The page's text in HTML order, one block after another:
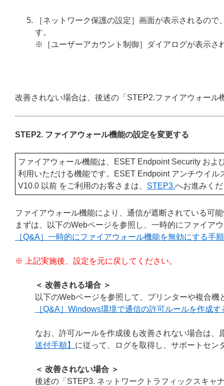
［ネットワーク保護の設定］画面が表示されるの
す。
※［ユーザーアカウント制御］ダイアログが表示さ
改善されない場合は、後述の「STEP2.ファイアウォー
STEP2. ファイアウォール機能の設定を変更する
ファイアウォール機能は、ESET Endpoint Security およ
利用いただける機能です。ESET Endpoint アンチウイ
V10.0 以前 をご利用のお客さまは、 STEP3.へお進みく
ファイアウォール機能により、通信が遮断されている可
まずは、以下のWebページを参照し、一時的にファイア
［Q&A］一時的にファイアウォール機能を無効にする手順
※ 上記実施後、設定を元に戻してください。
＜ 改善される場合 ＞
以下のWebページを参照して、プリンターや複合
［Q&A］Windows環境で通信の許可ルールを作成す
なお、許可ルールを作成後も改善されない場合は
送付手順】 に従って、ログを取得し、サポートセン
＜ 改善されない場合 ＞
後述の「STEP3. ネットワークトラフィックスキャ